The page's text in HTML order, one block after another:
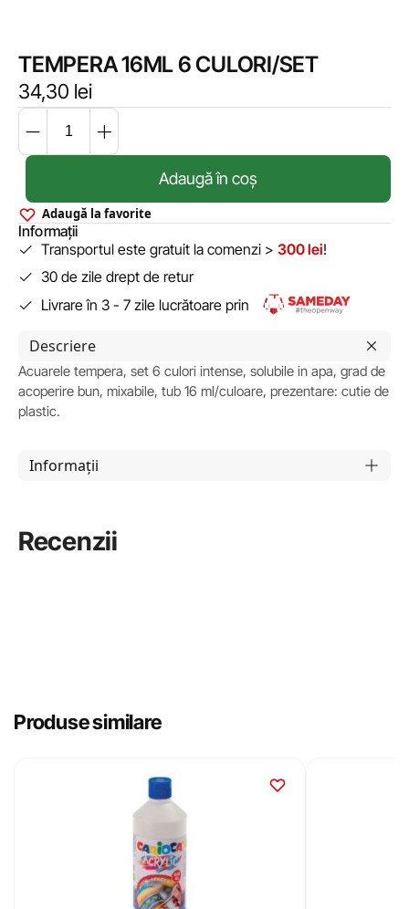
TEMPERA 16ML 6 CULORI/SET
34,30 lei
Adaugă în coș
Adaugă la favorite
Informații
Transportul este gratuit la comenzi > 300 lei!
30 de zile drept de retur
Livrare în 3 - 7 zile lucrătoare prin
Descriere
Acuarele tempera, set 6 culori intense, solubile in apa, grad de
acoperire bun, mixabile, tub 16 ml/culoare, prezentare: cutie de
plastic.
Informații
Recenzii
Produse similare